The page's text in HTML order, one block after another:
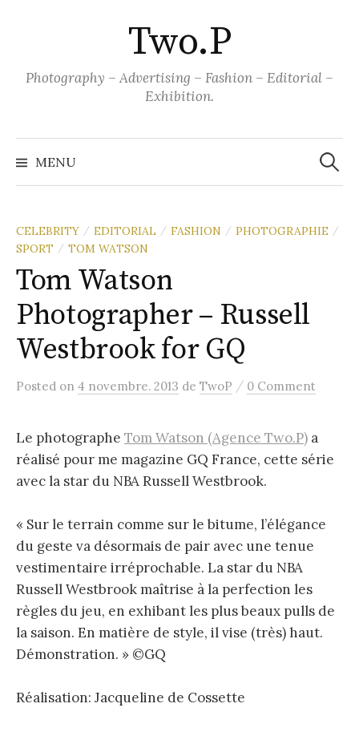
Two.P
Photography – Advertising – Fashion – Editorial –
Exhibition.
MENU
CELEBRITY / EDITORIAL / FASHION / PHOTOGRAPHIE /
SPORT / TOM WATSON
Tom Watson
Photographer – Russell
Westbrook for GQ
Posted on 4 novembre. 2013 de TwoP / 0 Comment
Le photographe Tom Watson (Agence Two.P) a
réalisé pour me magazine GQ France, cette série
avec la star du NBA Russell Westbrook.
« Sur le terrain comme sur le bitume, l’élégance
du geste va désormais de pair avec une tenue
vestimentaire irréprochable. La star du NBA
Russell Westbrook maîtrise à la perfection les
règles du jeu, en exhibant les plus beaux pulls de
la saison. En matière de style, il vise (très) haut.
Démonstration. » ©GQ
Réalisation: Jacqueline de Cossette